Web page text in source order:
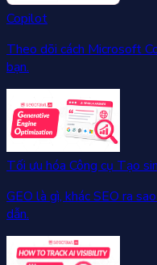
Copilot
Theo dõi cách Microsoft
bạn.
Tối ưu hóa Công cụ Tạo
GEO là gì, khác SEO ra
dẫn.